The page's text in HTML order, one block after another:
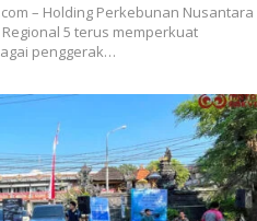
– Holding Perkebunan Nusantara
Regional 5 terus memperkuat
penggerak…